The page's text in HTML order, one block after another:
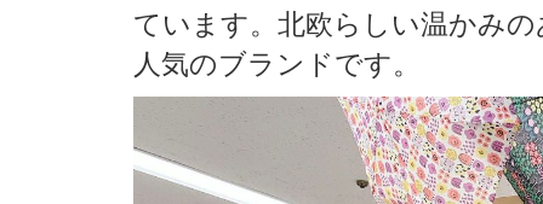
ています。北欧らしい温かみ
人気のブランドです。